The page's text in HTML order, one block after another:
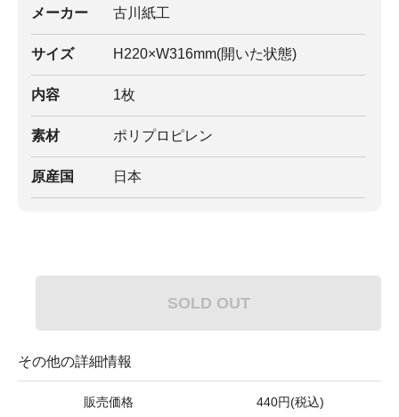
メーカー 古川紙工
サイズ H220×W316mm(開いた状態)
内容 1枚
素材 ポリプロピレン
原産国 日本
SOLD OUT
その他の詳細情報
販売価格 440円(税込)